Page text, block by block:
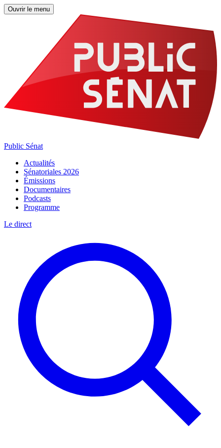
Ouvrir le menu
Public Sénat
Actualités
Sénatoriales 2026
Émissions
Documentaires
Podcasts
Programme
Le direct